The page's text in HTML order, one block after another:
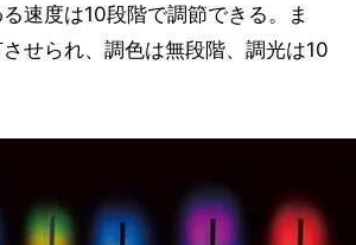
速度は10段階で調節できる。ま
せられ、調色は無段階、調光は10